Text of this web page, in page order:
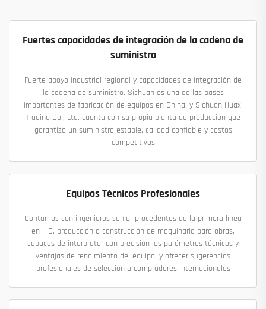
Fuertes capacidades de integración de la cadena de
suministro
Fuerte apoyo industrial regional y capacidades de integración de
la cadena de suministro. Sichuan es una de las bases
importantes de fabricación de equipos en China, y Sichuan Huaxi
Trading Co., Ltd. cuenta con su propia planta de producción que
garantiza un suministro estable, calidad confiable y costos
competitivos
Equipos Técnicos Profesionales
Contamos con ingenieros senior procedentes de la primera línea
en I+D, producción o construcción de maquinaria para obras,
capaces de interpretar con precisión los parámetros técnicos y
ventajas de rendimiento del equipo, y ofrecer sugerencias
profesionales de selección a compradores internacionales